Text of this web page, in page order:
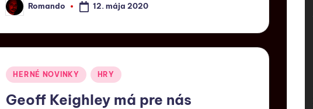
Romando 12. mája 2020
HERNÉ NOVINKY HRY
Geoff Keighley má pre nás